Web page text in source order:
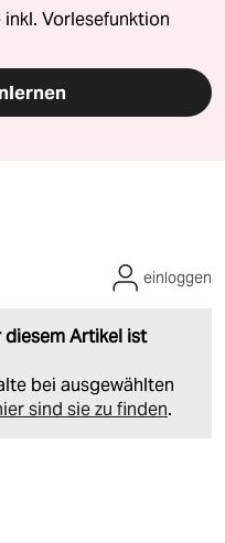
Vorlesefunktion
diesem Artikel ist
bei ausgewählten
sind sie zu finden.
einloggen